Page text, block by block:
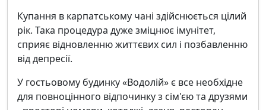
Купання в карпатському чані здійснюється цілий
рік. Така процедура дуже зміцнює імунітет,
сприяє відновленню життєвих сил і позбавленню
від депресії.
У гостьовому будинку «Водолій» є все необхідне
для повноцінного відпочинку з сім'єю та друзями